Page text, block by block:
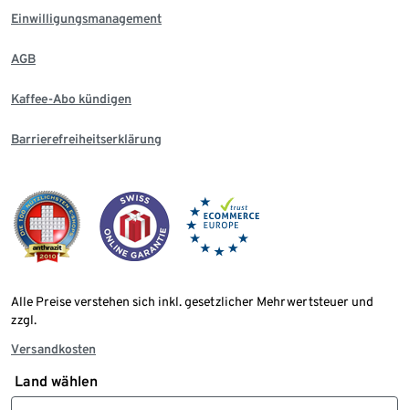
Einwilligungsmanagement
AGB
Kaffee-Abo kündigen
Barrierefreiheitserklärung
Alle Preise verstehen sich inkl. gesetzlicher Mehrwertsteuer und
zzgl.
Versandkosten
Land wählen